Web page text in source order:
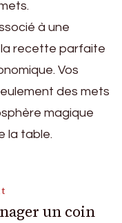
à une
recette parfaite
Vos
des mets
magique
la table.
un coin